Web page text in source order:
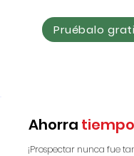
Pruébalo
Ahorra
¡Prospectar nunca fue